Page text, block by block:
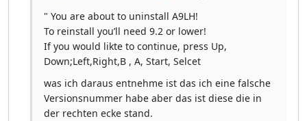
" You are about to uninstall A9LH!
To reinstall you’ll need 9.2 or lower!
If you would likte to continue, press Up,
Down;Left,Right,B , A, Start, Selcet
was ich daraus entnehme ist das ich eine falsche
Versionsnummer habe aber das ist diese die in
der rechten ecke stand.